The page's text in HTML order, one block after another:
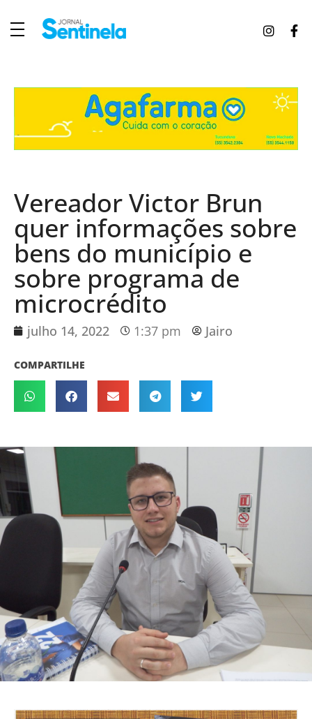
Vereador Victor Brun
quer informações sobre
bens do município e
sobre programa de
microcrédito
julho 14, 2022 1:37 pm Jairo
COMPARTILHE